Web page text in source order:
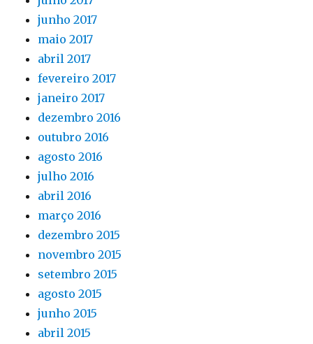
junho 2017
maio 2017
abril 2017
fevereiro 2017
janeiro 2017
dezembro 2016
outubro 2016
agosto 2016
julho 2016
abril 2016
março 2016
dezembro 2015
novembro 2015
setembro 2015
agosto 2015
junho 2015
abril 2015